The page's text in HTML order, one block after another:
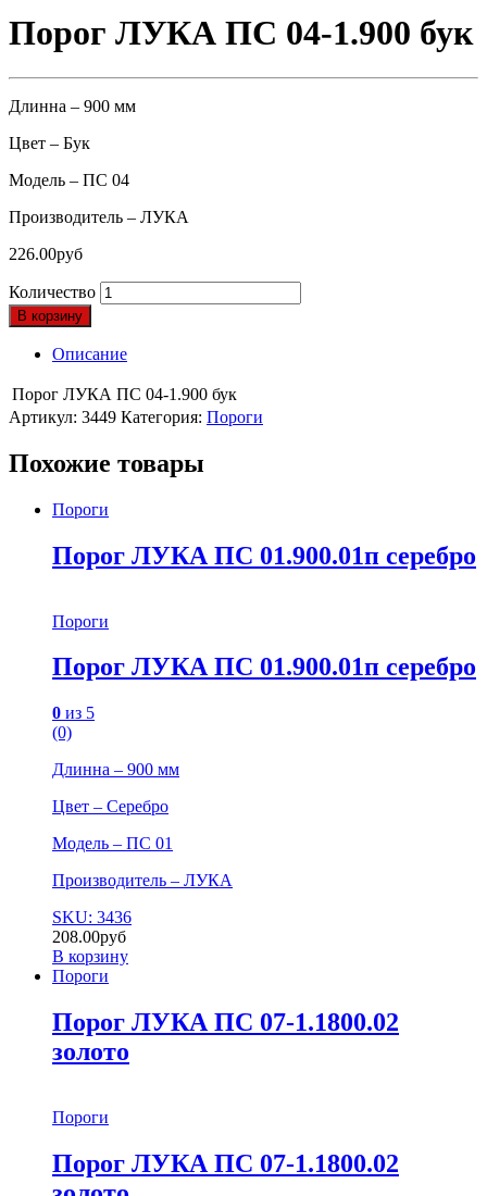
Порог ЛУКА ПС 04-1.900 бук
Длинна – 900 мм
Цвет – Бук
Модель – ПС 04
Производитель – ЛУКА
226.00руб
Количество
В корзину
Описание
Порог ЛУКА ПС 04-1.900 бук
Артикул: 3449 Категория: Пороги
Похожие товары
Пороги
Порог ЛУКА ПС 01.900.01п серебро
Пороги
Порог ЛУКА ПС 01.900.01п серебро
0 из 5
(0)
Длинна – 900 мм
Цвет – Серебро
Модель – ПС 01
Производитель – ЛУКА
SKU: 3436
208.00руб
В корзину
Пороги
Порог ЛУКА ПС 07-1.1800.02
золото
Пороги
Порог ЛУКА ПС 07-1.1800.02